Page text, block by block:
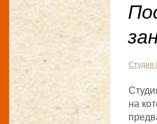
Студия
на